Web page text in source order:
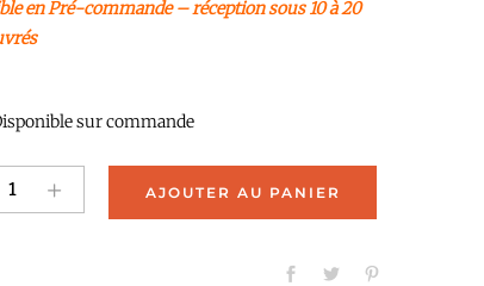
en Pré-commande – réception sous 10 à 20
sur commande
AJOUTER AU PANIER